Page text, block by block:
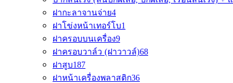
ฝากะลาจานจ่าย4
ฝาโข่งหน้าเทอร์โบ1
ฝาครอบบนเครื่อง9
ฝาครอบวาล์ว (ฝาวาวล์)68
ฝาสูบ187
ฝาหน้าเครื่องพลาสติก36